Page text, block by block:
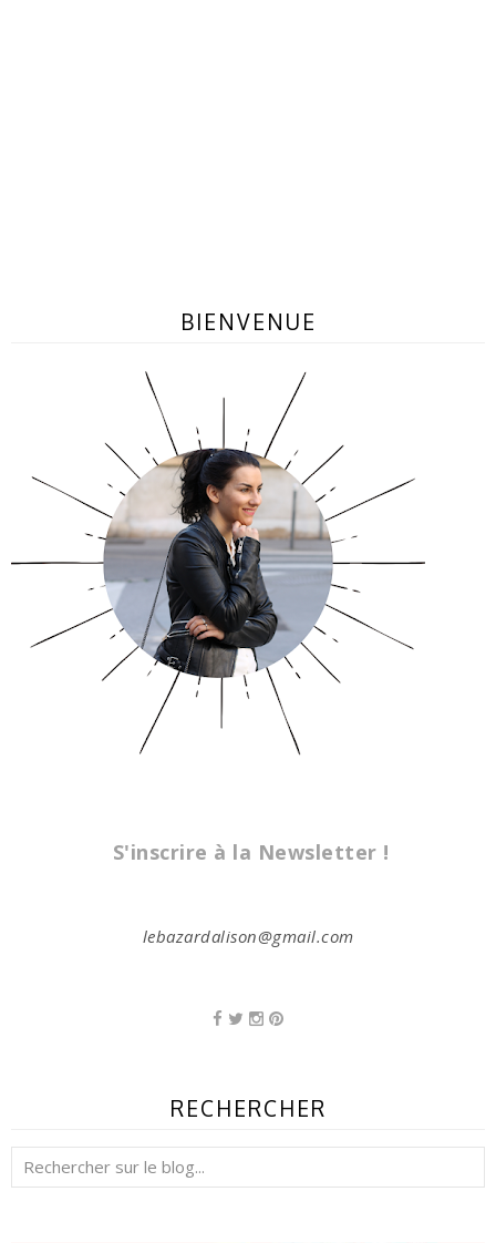
BIENVENUE
S'inscrire à la Newsletter !
lebazardalison@gmail.com
RECHERCHER